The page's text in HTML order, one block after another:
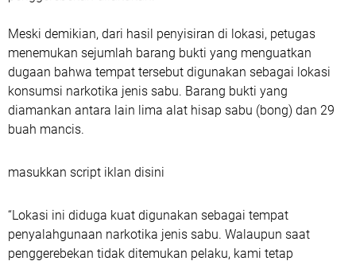
Meski demikian, dari hasil penyisiran di lokasi, petugas
menemukan sejumlah barang bukti yang menguatkan
dugaan bahwa tempat tersebut digunakan sebagai lokasi
konsumsi narkotika jenis sabu. Barang bukti yang
diamankan antara lain lima alat hisap sabu (bong) dan 29
buah mancis.
masukkan script iklan disini
“Lokasi ini diduga kuat digunakan sebagai tempat
penyalahgunaan narkotika jenis sabu. Walaupun saat
penggerebekan tidak ditemukan pelaku, kami tetap